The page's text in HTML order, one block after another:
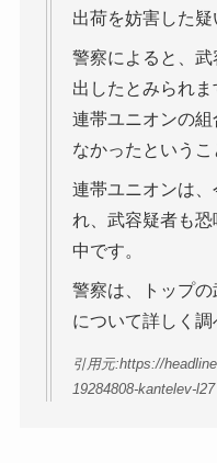
出荷を妨害した疑
警察によると、
出したとみられ
連帯ユニオンの
なかったというこ
連帯ユニオンは
れ、武容疑者も恐
中です。
警察は、トップ
について詳しく調
引用元:https://
19284808-kantelev-l27